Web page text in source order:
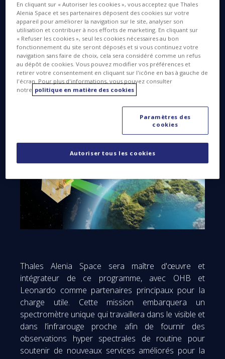
Européenne (ESA) en partenariat avec la
Commission Européenne. Le programme phare
Copernicus fournit des données d’observation de la
Terre et in situ ainsi qu’une large gamme de services
de surveillance et de protection de l’environnement,
du surveillance du climat et d’évaluation des
catastrophes naturelles dans le but d’améliorer la
qualité de vie des citoyens européens.
Thales Alenia Space sera maître d'œuvre et
intégrateur de ce programme, avec OHB et
Leonardo comme partenaires principaux pour la
charge utile. Cette mission embarquera un
spectromètre unique qui travaillera dans le visible et
dans l’infrarouge proche afin de fournir des
observations hyper spectrales de routine pour
soutenir de nouveaux services améliorés pour la
En cliquant sur « Autoriser les cookies », vous acceptez que Thales
Alenia Space et ses partenaires déposent des cookies sur votre
appareil pour améliorer la navigation sur le site, analyser son
utilisation et contribuer à nos efforts de marketing. En cliquant sur
« Refuser les cookies », seul les cookies nécessaires au bon
fonctionnement du site seront déposés et si vous continuez votre
navigation sans faire de choix, cela sera considéré comme un refus
au dépôt de cookies. Vous pouvez modifier vos préférences et
retirer votre consentement en cliquant sur l'icône en bas à gauche de
l'écran. Pour plus d'informations, vous pouvez consulter
notre politique en matière des cookies
Paramètres des
cookies
Autoriser tous les cookies